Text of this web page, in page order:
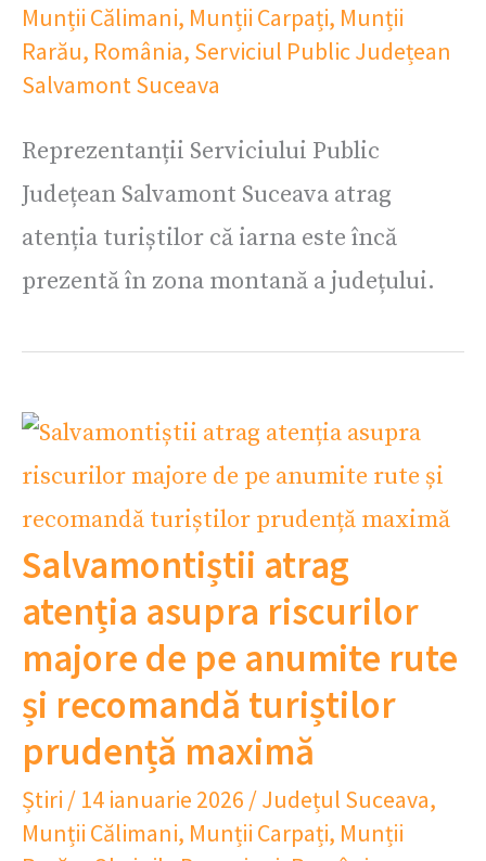
Munții Călimani, Munții Carpați, Munții
Rarău, România, Serviciul Public Județean
Salvamont Suceava
Reprezentanții Serviciului Public
Județean Salvamont Suceava atrag
atenția turiștilor că iarna este încă
prezentă în zona montană a județului.
Salvamontiștii atrag
atenția asupra riscurilor
majore de pe anumite rute
și recomandă turiștilor
prudență maximă
Știri / 14 ianuarie 2026 /Județul Suceava,
Munții Călimani, Munții Carpați, Munții